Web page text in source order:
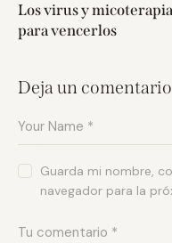
Los virus y micoterapia
para vencerlos
Deja un comentario
Guarda mi nombre,
navegador para la